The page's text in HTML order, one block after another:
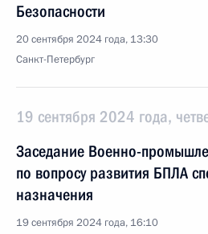
Безопасности
20 сентября 2024 года, 13:30
Санкт-Петербург
19 сентября 2024 года,
Заседание Военно-
по вопросу развития БПЛА
назначения
19 сентября 2024 года, 16:10